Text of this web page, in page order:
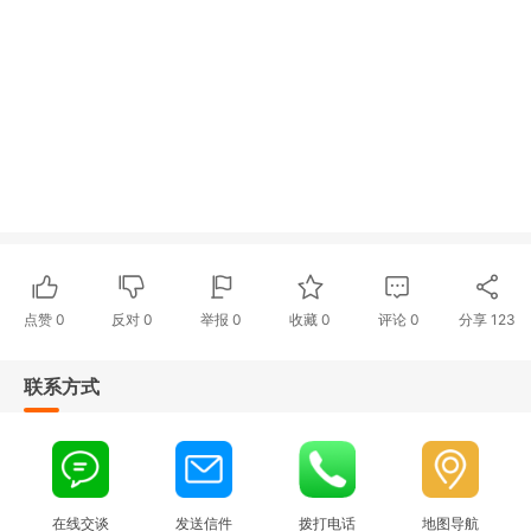
点赞 0 反对0 举报 0 收藏 0 评论 0 分享 123
联系方式
在线交谈 发送信件 拨打电话 地图导航